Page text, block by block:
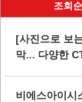
조회순
[사진으로 보
막... 다양한
비에스아이시